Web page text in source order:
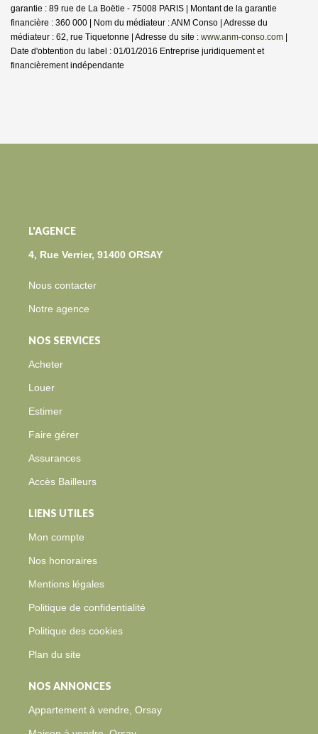
garantie : 89 rue de La Boëtie - 75008 PARIS | Montant de la garantie
financière : 360 000 | Nom du médiateur : ANM Conso | Adresse du
médiateur : 62, rue Tiquetonne | Adresse du site : www.anm-conso.com |
Date d'obtention du label : 01/01/2016 Entreprise juridiquement et
financièrement indépendante
L'AGENCE
4, Rue Verrier, 91400 ORSAY
Nous contacter
Notre agence
NOS SERVICES
Acheter
Louer
Estimer
Faire gérer
Assurances
Accès Bailleurs
LIENS UTILES
Mon compte
Nos honoraires
Mentions légales
Politique de confidentialité
Politique des cookies
Plan du site
NOS ANNONCES
Appartement à vendre, Orsay